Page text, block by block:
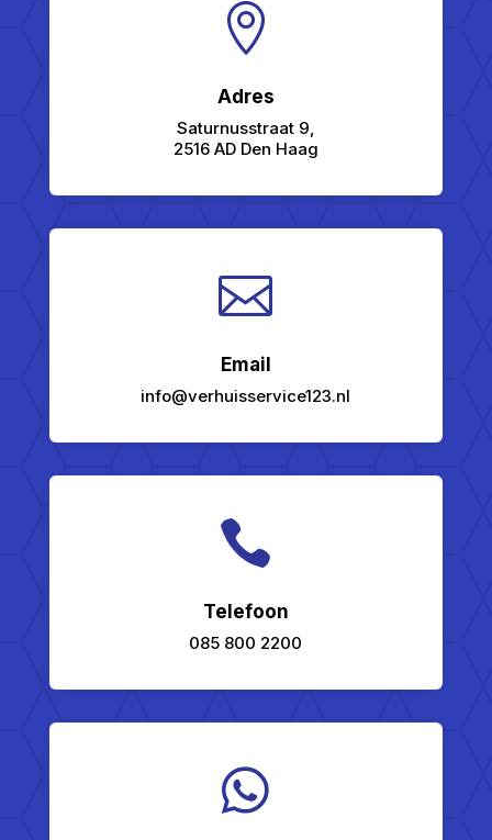

Adres
Saturnusstraat 9,
2516 AD Den Haag

Email
info@verhuisservice123.nl

Telefoon
085 800 2200
